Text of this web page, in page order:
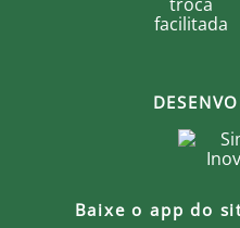
Baixe o app do